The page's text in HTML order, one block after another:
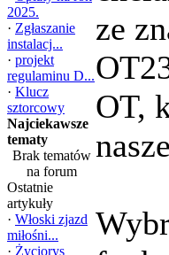
2025.
· Zgłaszanie
instalacj...
· projekt
regulaminu D...
· Klucz
sztorcowy
Najciekawsze
tematy
Brak tematów
na forum
Ostatnie
artykuły
· Włoski zjazd
miłośni...
· Życiorys
ze
OT,